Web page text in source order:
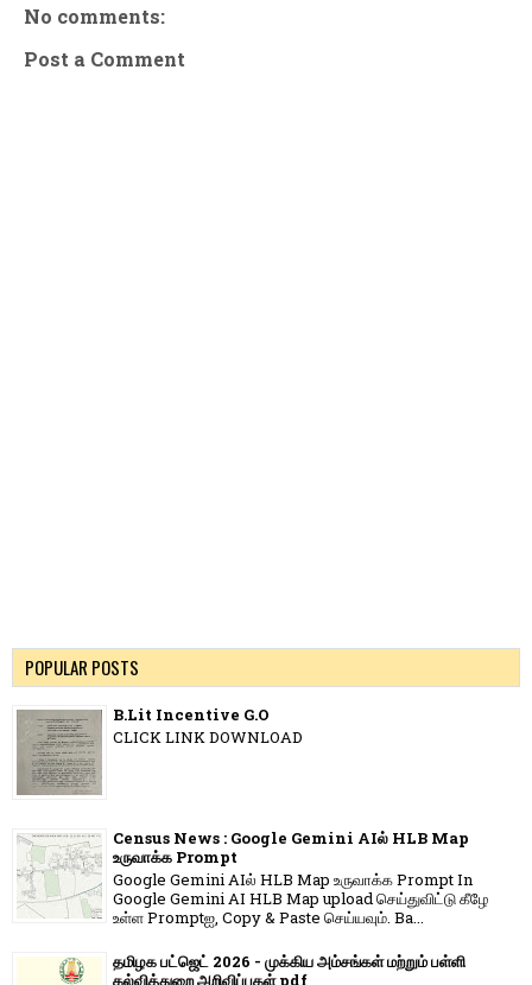
No comments:
Post a Comment
POPULAR POSTS
B.Lit Incentive G.O
CLICK LINK DOWNLOAD
Census News : Google Gemini AIல் HLB Map
உருவாக்க Prompt
Google Gemini AIல் HLB Map உருவாக்க Prompt In
Google Gemini AI HLB Map upload செய்துவிட்டு கீழே
உள்ள Promptஐ, Copy & Paste செய்யவும். Ba...
தமிழக பட்ஜெட் 2026 - முக்கிய அம்சங்கள் மற்றும் பள்ளி
கல்வித்துறை அறிவிப்புகள் pdf